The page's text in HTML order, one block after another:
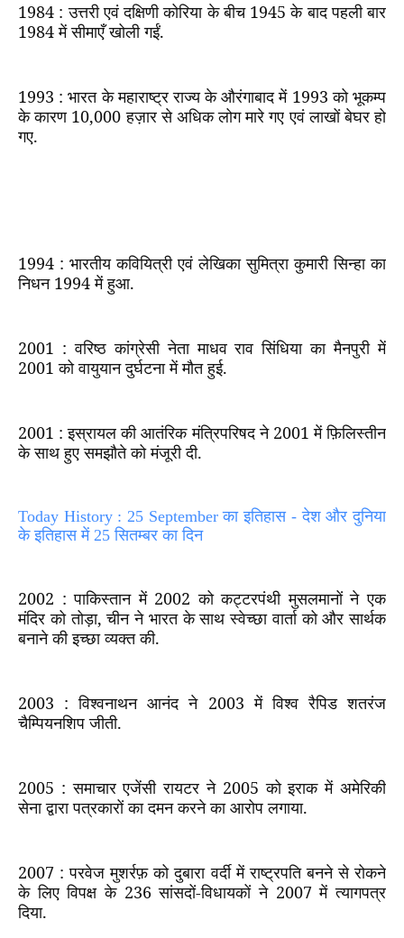
1984 :उत्तरी एवं दक्षिणी कोरिया के बीच 1945 के बाद पहली बार
1984में सीमाएँ खोली गईं.
1993 :भारत के महाराष्ट्र राज्य के औरंगाबाद में 1993 को भूकम्प
के कारण 10,000 हज़ार से अधिक लोग मारे गए एवं लाखों बेघर हो
गए.
1994 : भारतीय कवियित्री एवं लेखिका सुमित्रा कुमारी सिन्हा का
निधन 1994में हुआ.
2001 :वरिष्ठ कांग्रेसी नेता माधव राव सिंधिया का मैनपुरी में
2001को वायुयान दुर्घटना में मौत हुई.
2001 :इस्रायल की आतंरिक मंत्रिपरिषद ने 2001 में फ़िलिस्तीन
के साथ हुए समझौते को मंजूरी दी.
Today History : 25 September का इतिहास - देश और दुनिया
के इतिहास में 25 सितम्बर का दिन
2002 :पाकिस्तान में 2002 को कट्टरपंथी मुसलमानों ने एक
मंदिर को तोड़ा,चीन ने भारत के साथ स्वेच्छा वार्ता को और सार्थक
बनाने की इच्छा व्यक्त की.
2003 :विश्वनाथन आनंद ने 2003 में विश्व रैपिड शतरंज
चैम्पियनशिप जीती.
2005 :समाचार एजेंसी रायटर ने 2005 को इराक में अमेरिकी
सेना द्वारा पत्रकारों का दमन करने का आरोप लगाया.
2007 :परवेज मुशर्रफ़ को दुबारा वर्दी में राष्ट्रपति बनने से रोकने
के लिए विपक्ष के 236 सांसदों-विधायकों ने 2007में त्यागपत्र
दिया.